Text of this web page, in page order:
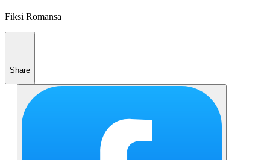
Fiksi Romansa
Share